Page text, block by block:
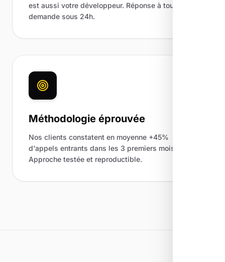
est aussi votre développeur. Réponse à toute
demande sous 24h.
Méthodologie éprouvée
Nos clients constatent en moyenne +45%
d'appels entrants dans les 3 premiers mois.
Approche testée et reproductible.